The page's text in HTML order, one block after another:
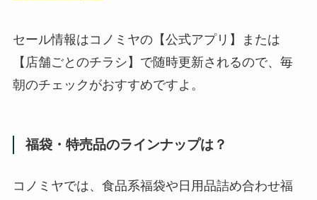
セール情報はコノミヤの【公式アプリ】または
【店舗ごとのチラシ】で随時更新されるので、毎
朝のチェックがおすすめですよ。
福袋・特売品のラインナップは？
コノミヤでは、食品系福袋や日用品詰め合わせ福